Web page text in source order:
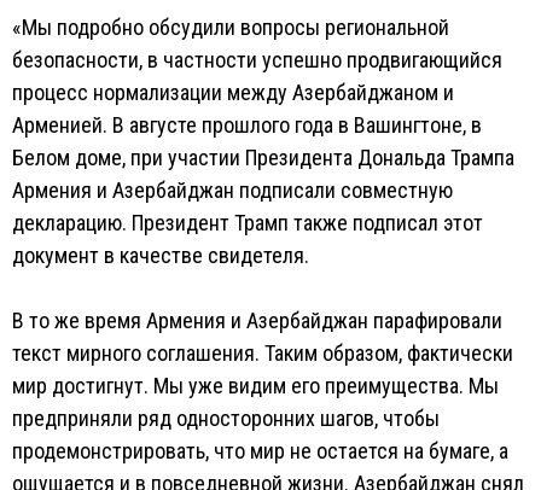
«Мы подробно обсудили вопросы региональной
безопасности, в частности успешно продвигающийся
процесс нормализации между Азербайджаном и
Арменией. В августе прошлого года в Вашингтоне, в
Белом доме, при участии Президента Дональда Трампа
Армения и Азербайджан подписали совместную
декларацию. Президент Трамп также подписал этот
документ в качестве свидетеля.
В то же время Армения и Азербайджан парафировали
текст мирного соглашения. Таким образом, фактически
мир достигнут. Мы уже видим его преимущества. Мы
предприняли ряд односторонних шагов, чтобы
продемонстрировать, что мир не остается на бумаге, а
ощущается и в повседневной жизни. Азербайджан снял